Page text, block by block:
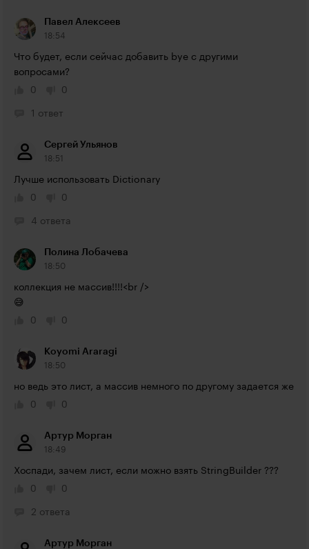
Павел Алексеев
18:54
Что будет, если сейчас добавить bye с другими
вопросами?
0
0
1 ответ
Сергей Ульянов
18:51
Лучше использовать Dictionary
0
0
4 ответа
Полина Лобачева
18:50
коллекция не массив!!!!<br />
😅
0
0
Koyomi Araragi
18:50
но ведь это лист, а массив немного по другому задается же
0
0
Артур Морган
18:49
Хоспади, зачем лист, если можно взять StringBuilder ???
0
0
2 ответа
Артур Морган